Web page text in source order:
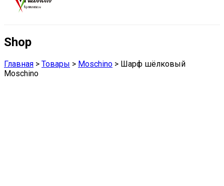
Shop
Главная > Товары > Moschino > Шарф шёлковый
Moschino